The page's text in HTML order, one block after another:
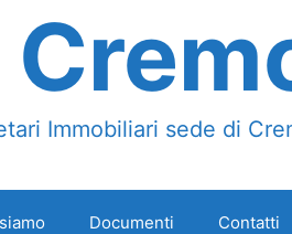
Immobiliari sede di
Documenti Contatti